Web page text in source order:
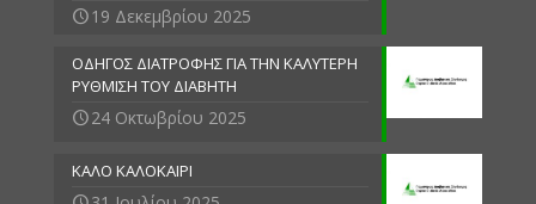
19 Δεκεμβρίου 2025
ΟΔΗΓΟΣ ΔΙΑΤΡΟΦΗΣ ΓΙΑ ΤΗΝ ΚΑΛΥΤΕΡΗ
ΡΥΘΜΙΣΗ ΤΟΥ ΔΙΑΒΗΤΗ
24 Οκτωβρίου 2025
ΚΑΛΟ ΚΑΛΟΚΑΙΡΙ